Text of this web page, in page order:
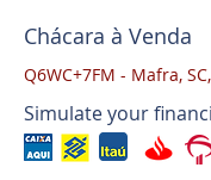
Chácara à Venda
Q6WC+7FM - Mafra, SC,
Simulate your